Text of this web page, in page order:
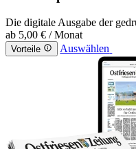
Die digitale Ausgabe der
ab 5,00 € / Monat
Vorteile Auswählen